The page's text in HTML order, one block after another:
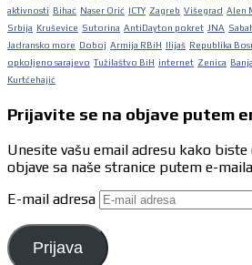
aktivnosti Bihać Naser Orić ICTY Zagreb Višegrad Alen
Srbija Kruševice Sutorina AntiDayton pokret JNA
Jadransko more Doboj Armija RBiH Ilijaš Republika
opkoljeno sarajevo Tužilaštvo BiH internet Zenica
Kurtćehajić
Prijavite se na objave putem
Unesite vašu email adresu kako
objave sa naše stranice putem e-
E-mail adresa
Prijava